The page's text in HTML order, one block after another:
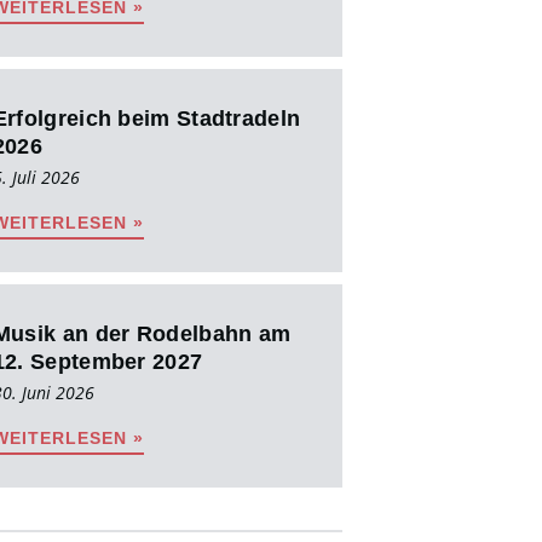
»
beim Stadtradeln
Juli 2026
»
an der Rodelbahn am
September 2027
Juni 2026
»